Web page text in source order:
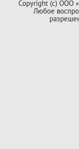
Copyright (с) ООО
Любое